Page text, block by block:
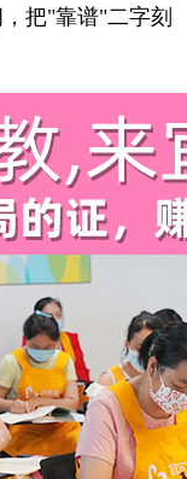
把"靠谱"二字刻